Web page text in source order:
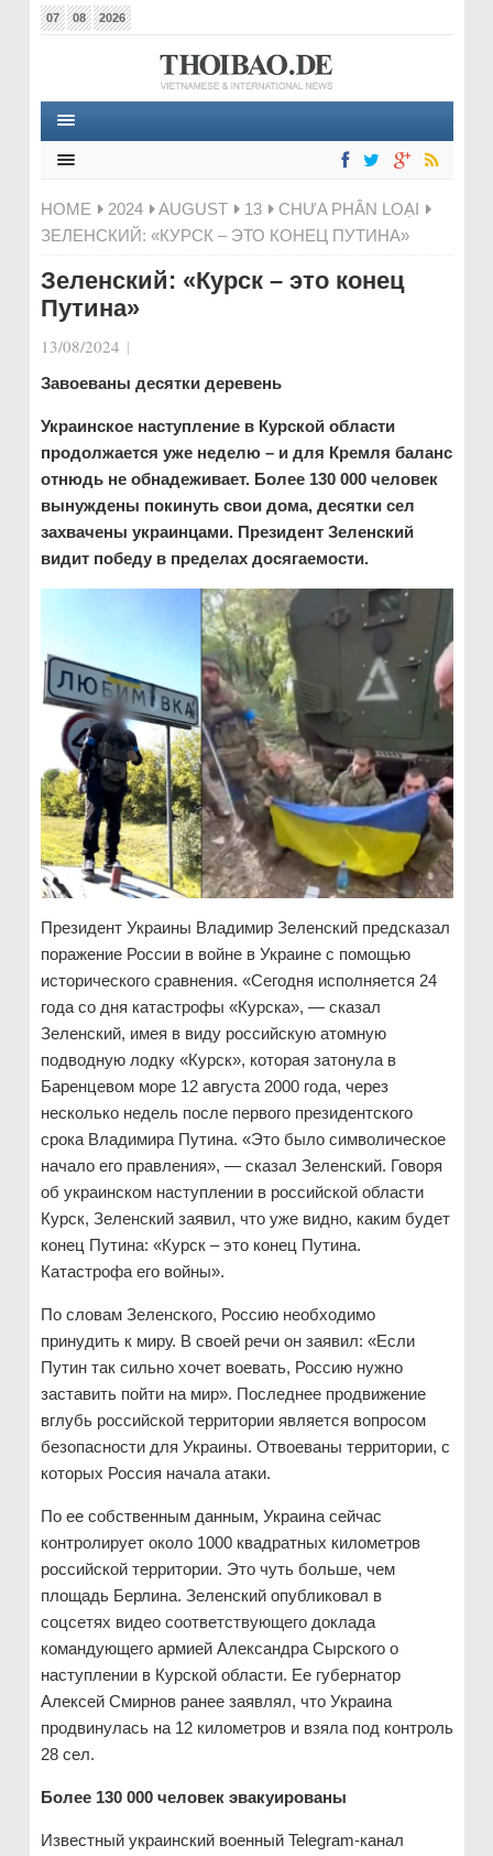
07 08 2026
HOME 2024 AUGUST 13
CHƯA PHÂN LOẠI
ЗЕЛЕНСКИЙ: «КУРСК – ЭТО КОНЕЦ ПУТИНА»
Зеленский: «Курск – это конец
Путина»
13/08/2024 |
Завоеваны десятки деревень
Украинское наступление в Курской области
продолжается уже неделю – и для Кремля баланс
отнюдь не обнадеживает. Более 130 000 человек
вынуждены покинуть свои дома, десятки сел
захвачены украинцами. Президент Зеленский
видит победу в пределах досягаемости.
Президент Украины Владимир Зеленский предсказал
поражение России в войне в Украине с помощью
исторического сравнения. «Сегодня исполняется 24
года со дня катастрофы «Курска», — сказал
Зеленский, имея в виду российскую атомную
подводную лодку «Курск», которая затонула в
Баренцевом море 12 августа 2000 года, через
несколько недель после первого президентского
срока Владимира Путина. «Это было символическое
начало его правления», — сказал Зеленский. Говоря
об украинском наступлении в российской области
Курск, Зеленский заявил, что уже видно, каким будет
конец Путина: «Курск – это конец Путина.
Катастрофа его войны».
По словам Зеленского, Россию необходимо
принудить к миру. В своей речи он заявил: «Если
Путин так сильно хочет воевать, Россию нужно
заставить пойти на мир». Последнее продвижение
вглубь российской территории является вопросом
безопасности для Украины. Отвоеваны территории, с
которых Россия начала атаки.
По ее собственным данным, Украина сейчас
контролирует около 1000 квадратных километров
российской территории. Это чуть больше, чем
площадь Берлина. Зеленский опубликовал в
соцсетях видео соответствующего доклада
командующего армией Александра Сырского о
наступлении в Курской области. Ее губернатор
Алексей Смирнов ранее заявлял, что Украина
продвинулась на 12 километров и взяла под контроль
28 сел.
Более 130 000 человек эвакуированы
Известный украинский военный Telegram-канал